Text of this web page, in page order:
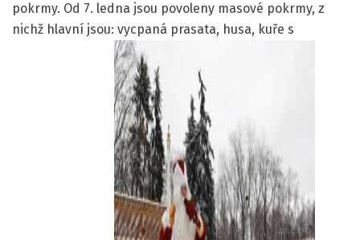
pokrmy. Od 7. ledna jsou povoleny masové pokrmy, z
nichž hlavní jsou: vycpaná prasata, husa, kuře s